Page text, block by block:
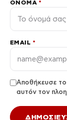
ΌΝΟΜΑ *
EMAIL *
Αποθήκευσε
αυτόν τον